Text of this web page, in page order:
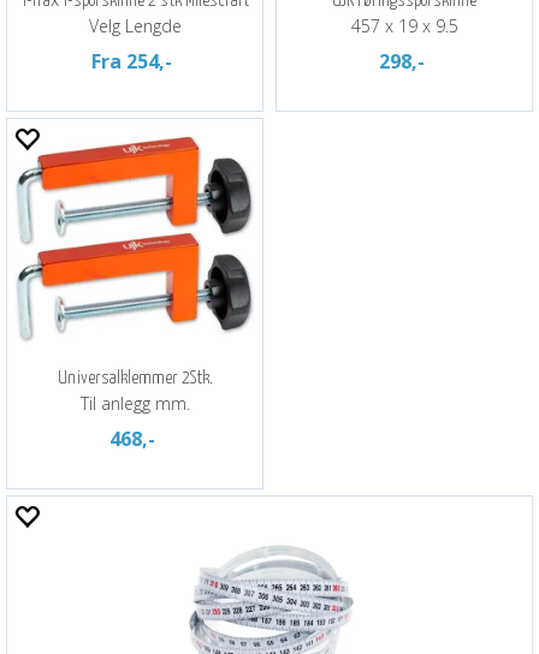
Velg Lengde
Fra 254,-
457 x 19 x 9.5
298,-
Universalklemmer 2Stk.
Til anlegg mm.
468,-